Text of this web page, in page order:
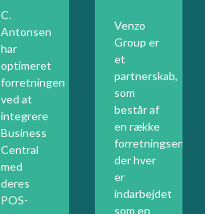
C.
Antonsen
har
optimeret
forretningen
ved at
integrere
Business
Central
med
deres
POS-
Venzo
Group er
et
partnerskab,
som
består af
en række
der hver
er
indarbejdet
som en